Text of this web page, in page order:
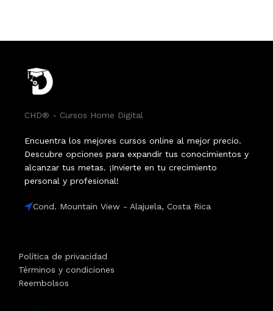
CHD® - Cursos Home Digital
Encuentra los mejores cursos online al mejor precio.
Descubre opciones para expandir tus conocimientos y
alcanzar tus metas. ¡Invierte en tu crecimiento
personal y profesional!
Cond. Mountain View - Alajuela, Costa Rica
Política de privacidad
Términos y condiciones
Reembolsos